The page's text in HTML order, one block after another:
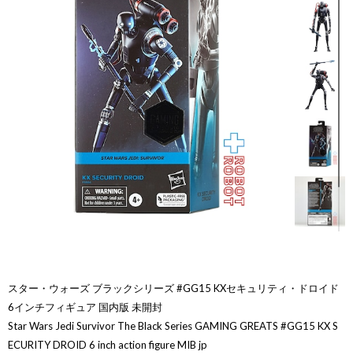
スター・ウォーズ ブラックシリーズ #GG15 KXセキュリティ・ドロイド
6インチフィギュア 国内版 未開封
Star Wars Jedi Survivor The Black Series GAMING GREATS #GG15 KX S
ECURITY DROID 6 inch action figure MIB jp